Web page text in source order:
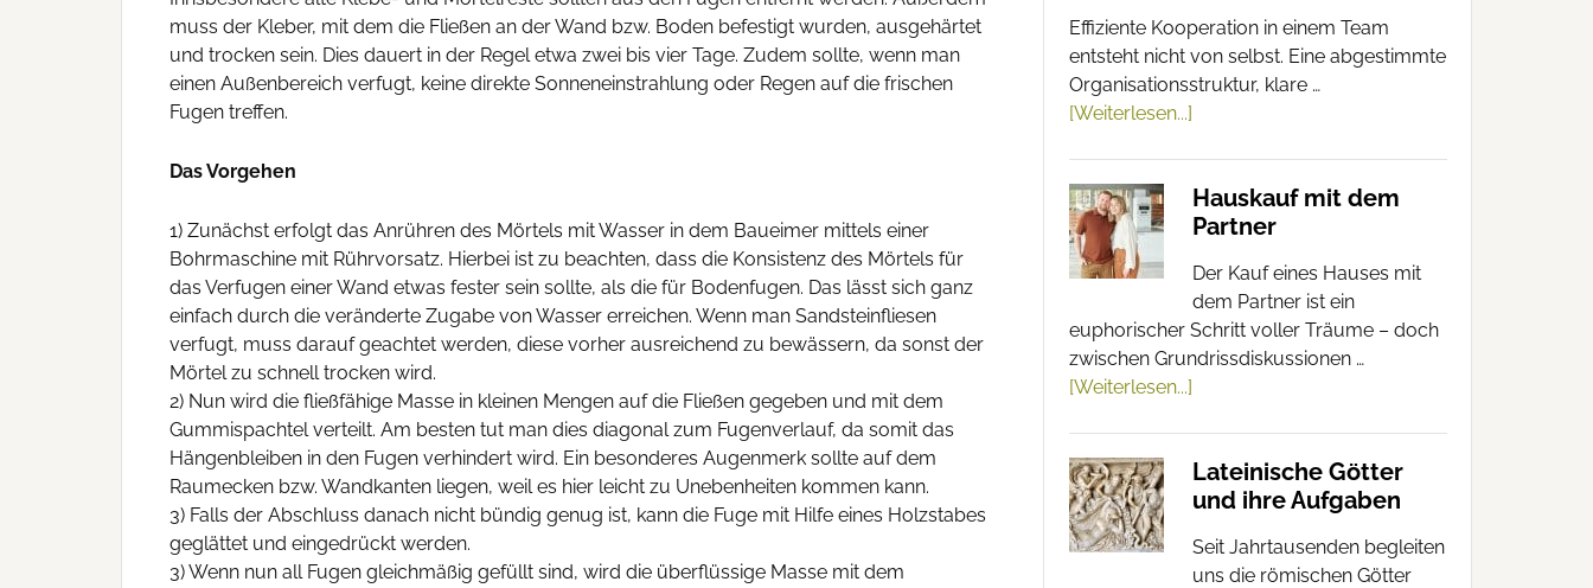
muss der Kleber, mit dem die Fließen an der Wand bzw. Boden befestigt wurden, ausgehärtet
und trocken sein. Dies dauert in der Regel etwa zwei bis vier Tage. Zudem sollte, wenn man
einen Außenbereich verfugt, keine direkte Sonneneinstrahlung oder Regen auf die frischen
Fugen treffen.
Das Vorgehen
1) Zunächst erfolgt das Anrühren des Mörtels mit Wasser in dem Baueimer mittels einer
Bohrmaschine mit Rührvorsatz. Hierbei ist zu beachten, dass die Konsistenz des Mörtels für
das Verfugen einer Wand etwas fester sein sollte, als die für Bodenfugen. Das lässt sich ganz
einfach durch die veränderte Zugabe von Wasser erreichen. Wenn man Sandsteinfliesen
verfugt, muss darauf geachtet werden, diese vorher ausreichend zu bewässern, da sonst der
Mörtel zu schnell trocken wird.
2) Nun wird die fließfähige Masse in kleinen Mengen auf die Fließen gegeben und mit dem
Gummispachtel verteilt. Am besten tut man dies diagonal zum Fugenverlauf, da somit das
Hängenbleiben in den Fugen verhindert wird. Ein besonderes Augenmerk sollte auf dem
Raumecken bzw. Wandkanten liegen, weil es hier leicht zu Unebenheiten kommen kann.
3) Falls der Abschluss danach nicht bündig genug ist, kann die Fuge mit Hilfe eines Holzstabes
geglättet und eingedrückt werden.
3) Wenn nun all Fugen gleichmäßig gefüllt sind, wird die überflüssige Masse mit dem
Effiziente Kooperation in einem Team
entsteht nicht von selbst. Eine abgestimmte
Organisationsstruktur, klare …
[Weiterlesen...]
Hauskauf mit dem
Partner
Der Kauf eines Hauses mit
dem Partner ist ein
euphorischer Schritt voller Träume – doch
zwischen Grundrissdiskussionen …
[Weiterlesen...]
Lateinische Götter
und ihre Aufgaben
Seit Jahrtausenden begleiten
uns die römischen Götter